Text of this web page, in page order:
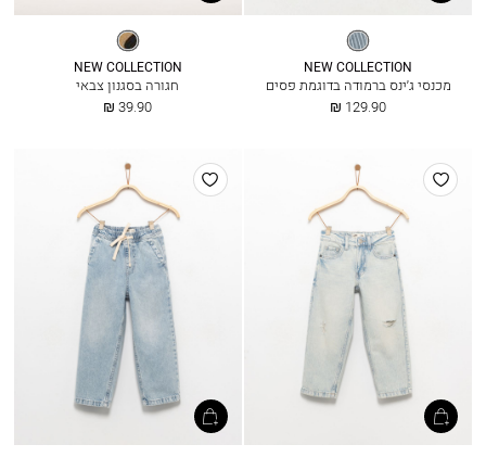
פסים
NEW COLLECTION
מכנסי ג׳ינס ברמודה בדוגמת פסים
החל
129.90 ₪
צבאי
רענן
NEW COLLECTION
חגורה בסגנון צבאי
החל
39.90 ₪
הוסף
למועדפים
הוסף
למועדפים